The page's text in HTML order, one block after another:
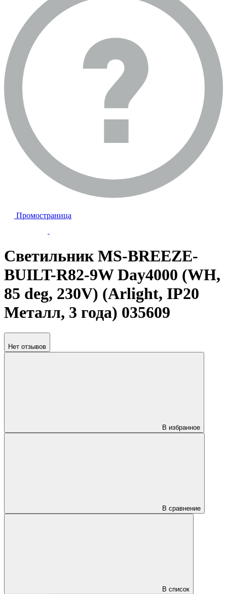
Промостраница
Светильник MS-BREEZE-
BUILT-R82-9W Day4000 (WH,
85 deg, 230V) (Arlight, IP20
Металл, 3 года) 035609
Нет отзывов
В избранное
В сравнение
В список